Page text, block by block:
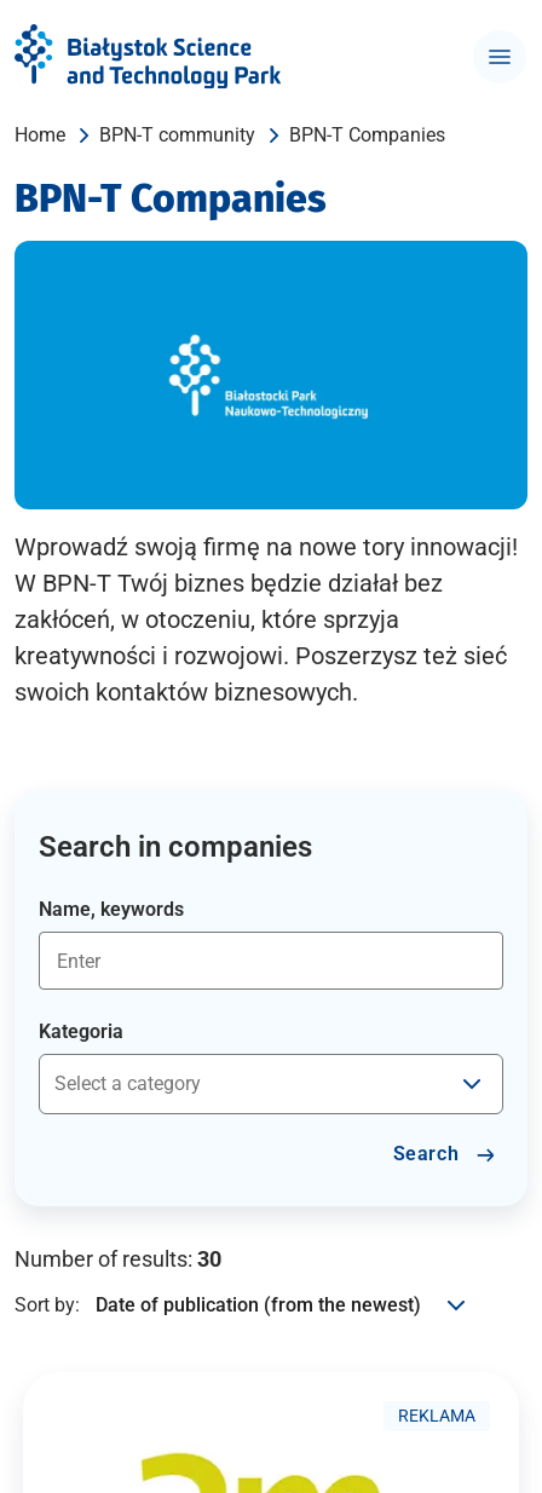
Home BPN-T community BPN-T Companies
BPN-T Companies
Wprowadź swoją firmę na nowe tory innowacji!
W BPN-T Twój biznes będzie działał bez
zakłóceń, w otoczeniu, które sprzyja
kreatywności i rozwojowi. Poszerzysz też sieć
swoich kontaktów biznesowych.
Search in companies
Name, keywords
Kategoria
Search
Number of results: 30
Sort by:
REKLAMA